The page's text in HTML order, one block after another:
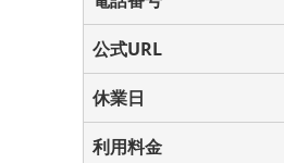
公式URL
休業日
利用料金